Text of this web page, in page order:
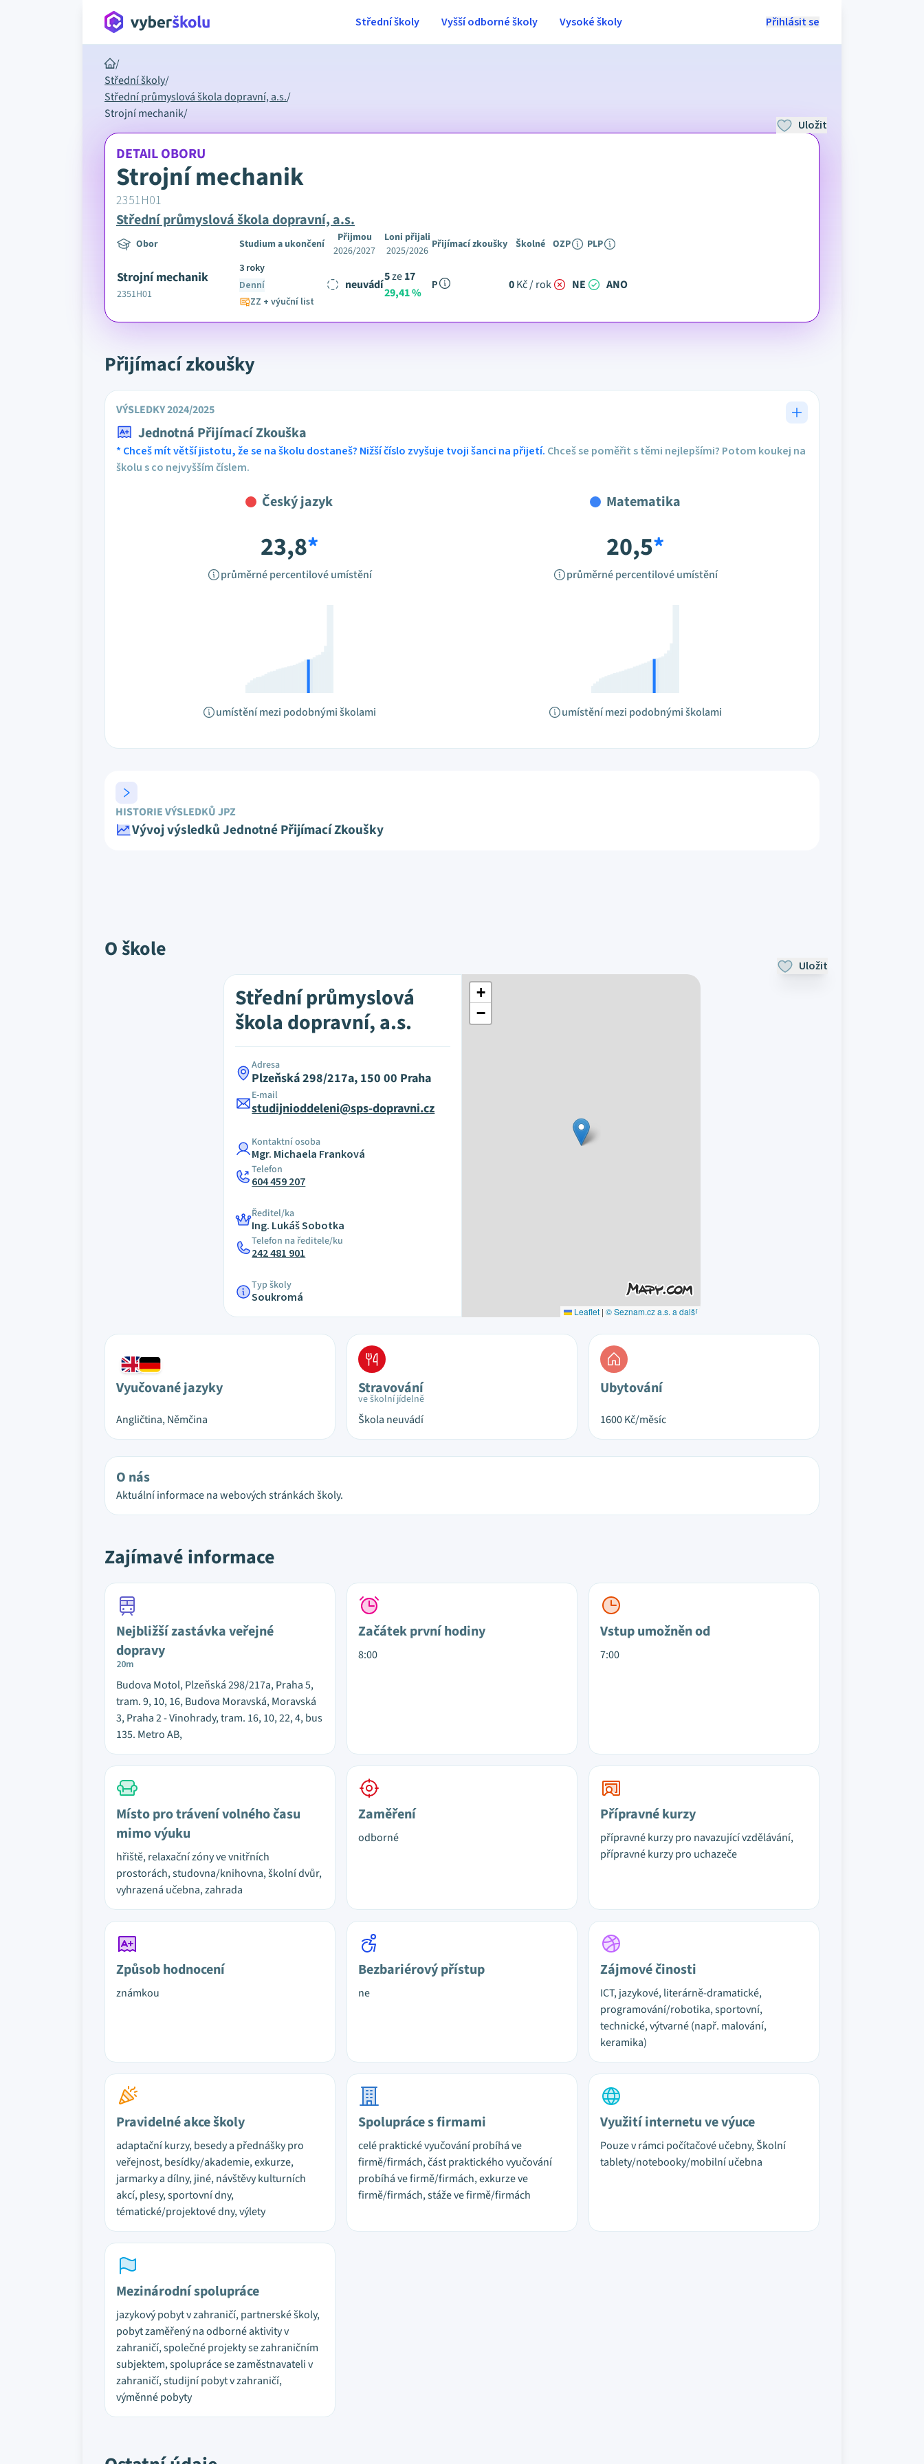
Přihlásit se
Střední školy Vyšší odborné školy Vysoké školy
/
Střední školy/
Střední průmyslová škola dopravní, a.s./
Strojní mechanik/
DETAIL OBORU
Strojní mechanik
2351H01
Střední průmyslová škola dopravní, a.s.
Obor Studium a ukončení
Přijmou
2026/2027
Loni přijali
2025/2026 Přijímací zkoušky Školné OZP PLP
Strojní mechanik
2351H01
3 roky
Denní
ZZ + výuční list
neuvádí
5ze17
29,41 %
P 0Kč / rok NE ANO
Uložit
Přijímací zkoušky
VÝSLEDKY 2024/2025
Jednotná Přijímací Zkouška
* Chceš mít větší jistotu, že se na školu dostaneš? Nižší číslo zvyšuje tvoji šanci na přijetí. Chceš se poměřit s těmi nejlepšími? Potom koukej na
školu s co nejvyšším číslem.
Český jazyk
23,8*
průměrné percentilové umístění
umístění mezi podobnými školami
Matematika
20,5*
průměrné percentilové umístění
umístění mezi podobnými školami
HISTORIE VÝSLEDKŮ JPZ
Vývoj výsledků Jednotné Přijímací Zkoušky
O škole
Uložit
Střední průmyslová
škola dopravní, a.s.
Adresa
Plzeňská 298/217a, 150 00 Praha
E-mail
studijnioddeleni@sps-dopravni.cz
Kontaktní osoba
Mgr. Michaela Franková
Telefon
604 459 207
Ředitel/ka
Ing. Lukáš Sobotka
Telefon na ředitele/ku
242 481 901
Typ školy
Soukromá
+
−
Leaflet | © Seznam.cz a.s. a další
Vyučované jazyky
Angličtina, Němčina
Stravování
ve školní jídelně
Škola neuvádí
Ubytování
1600Kč/měsíc
O nás
Aktuální informace na webových stránkách školy.
Zajímavé informace
Nejbližší zastávka veřejné
dopravy
20m
Budova Motol, Plzeňská 298/217a, Praha 5,
tram. 9, 10, 16, Budova Moravská, Moravská
3, Praha 2 - Vinohrady, tram. 16, 10, 22, 4, bus
135. Metro AB,
Začátek první hodiny
8:00
Vstup umožněn od
7:00
Místo pro trávení volného času
mimo výuku
hřiště, relaxační zóny ve vnitřních
prostorách, studovna/knihovna, školní dvůr,
vyhrazená učebna, zahrada
Zaměření
odborné
Přípravné kurzy
přípravné kurzy pro navazující vzdělávání,
přípravné kurzy pro uchazeče
Způsob hodnocení
známkou
Bezbariérový přístup
ne
Zájmové činosti
ICT, jazykové, literárně-dramatické,
programování/robotika, sportovní,
technické, výtvarné (např. malování,
keramika)
Pravidelné akce školy
adaptační kurzy, besedy a přednášky pro
veřejnost, besídky/akademie, exkurze,
jarmarky a dílny, jiné, návštěvy kulturních
akcí, plesy, sportovní dny,
tématické/projektové dny, výlety
Spolupráce s firmami
celé praktické vyučování probíhá ve
firmě/firmách, část praktického vyučování
probíhá ve firmě/firmách, exkurze ve
firmě/firmách, stáže ve firmě/firmách
Využití internetu ve výuce
Pouze v rámci počítačové učebny, Školní
tablety/notebooky/mobilní učebna
Mezinárodní spolupráce
jazykový pobyt v zahraničí, partnerské školy,
pobyt zaměřený na odborné aktivity v
zahraničí, společné projekty se zahraničním
subjektem, spolupráce se zaměstnavateli v
zahraničí, studijní pobyt v zahraničí,
výměnné pobyty